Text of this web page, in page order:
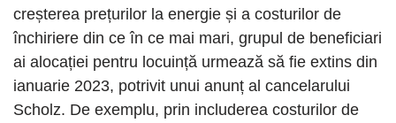
creșterea prețurilor la energie și a costurilor de
închiriere din ce în ce mai mari, grupul de beneficiari
ai alocației pentru locuință urmează să fie extins din
ianuarie 2023, potrivit unui anunț al cancelarului
Scholz. De exemplu, prin includerea costurilor de